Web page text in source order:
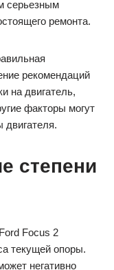
серьезным
ремонта.
рекомендаций
на двигатель,
факторы могут
двигателя.
степени
Focus 2
текущей опоры.
негативно